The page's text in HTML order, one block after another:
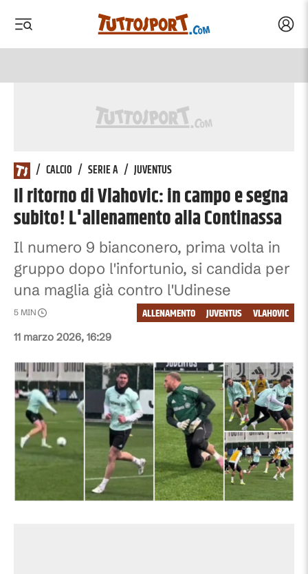
/ CALCIO / SERIE A / JUVENTUS
Il ritorno di Vlahovic: in campo e segna
subito! L'allenamento alla Continassa
Il numero 9 bianconero, prima volta in
gruppo dopo l'infortunio, si candida per
una maglia già contro l'Udinese
11 marzo 2026, 16:29
5 MIN VLAHOVIC
JUVENTUS
ALLENAMENTO